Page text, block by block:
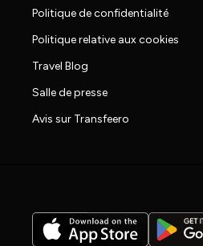
Politique de confidentialité
Politique relative aux cookies
Travel Blog
Salle de presse
Avis sur Transfeero